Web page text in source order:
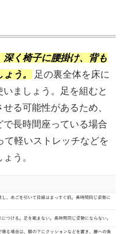
く椅子に腰掛け、背も
う。
足の裏全体を床に
ましょう。足を組むと
る可能性があるため、
長時間座っている場合
て軽いストレッチなどを
う。